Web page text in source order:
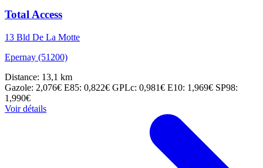
Total Access
13 Bld De La Motte
Epernay (51200)
Distance: 13,1 km
Gazole: 2,076€ E85: 0,822€ GPLc: 0,981€ E10: 1,969€ SP98:
1,990€
Voir détails